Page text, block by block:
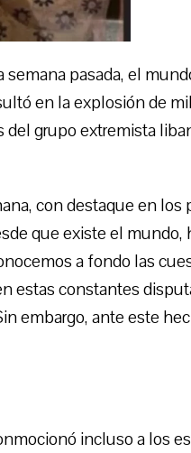
semana pasada, el
en la explosión de
grupo extremista
con destaque en los
que existe el mundo,
a fondo las
estas constantes
embargo, ante este
incluso a los